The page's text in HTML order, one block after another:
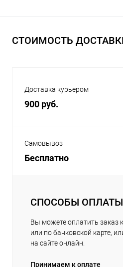
СТОИМОСТЬ
Доставка курьером
900 руб.
Самовывоз
Бесплатно
СПОСОБЫ ОПЛАТЫ
Вы можете оплатить заказ
или по банковской карте,
на сайте онлайн.
Принимаем к оплате